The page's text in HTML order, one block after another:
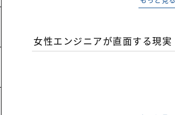
女性エンジニアが直面する現実